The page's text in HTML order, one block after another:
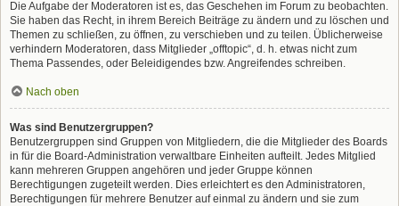
Die Aufgabe der Moderatoren ist es, das Geschehen im Forum zu beobachten.
Sie haben das Recht, in ihrem Bereich Beiträge zu ändern und zu löschen und
Themen zu schließen, zu öffnen, zu verschieben und zu teilen. Üblicherweise
verhindern Moderatoren, dass Mitglieder „offtopic“, d. h. etwas nicht zum
Thema Passendes, oder Beleidigendes bzw. Angreifendes schreiben.
Nach oben
Was sind Benutzergruppen?
Benutzergruppen sind Gruppen von Mitgliedern, die die Mitglieder des Boards
in für die Board-Administration verwaltbare Einheiten aufteilt. Jedes Mitglied
kann mehreren Gruppen angehören und jeder Gruppe können
Berechtigungen zugeteilt werden. Dies erleichtert es den Administratoren,
Berechtigungen für mehrere Benutzer auf einmal zu ändern und sie zum